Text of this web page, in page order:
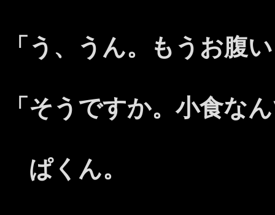
「う、うん。もうお腹
「そうですか。小食な
ぱくん。